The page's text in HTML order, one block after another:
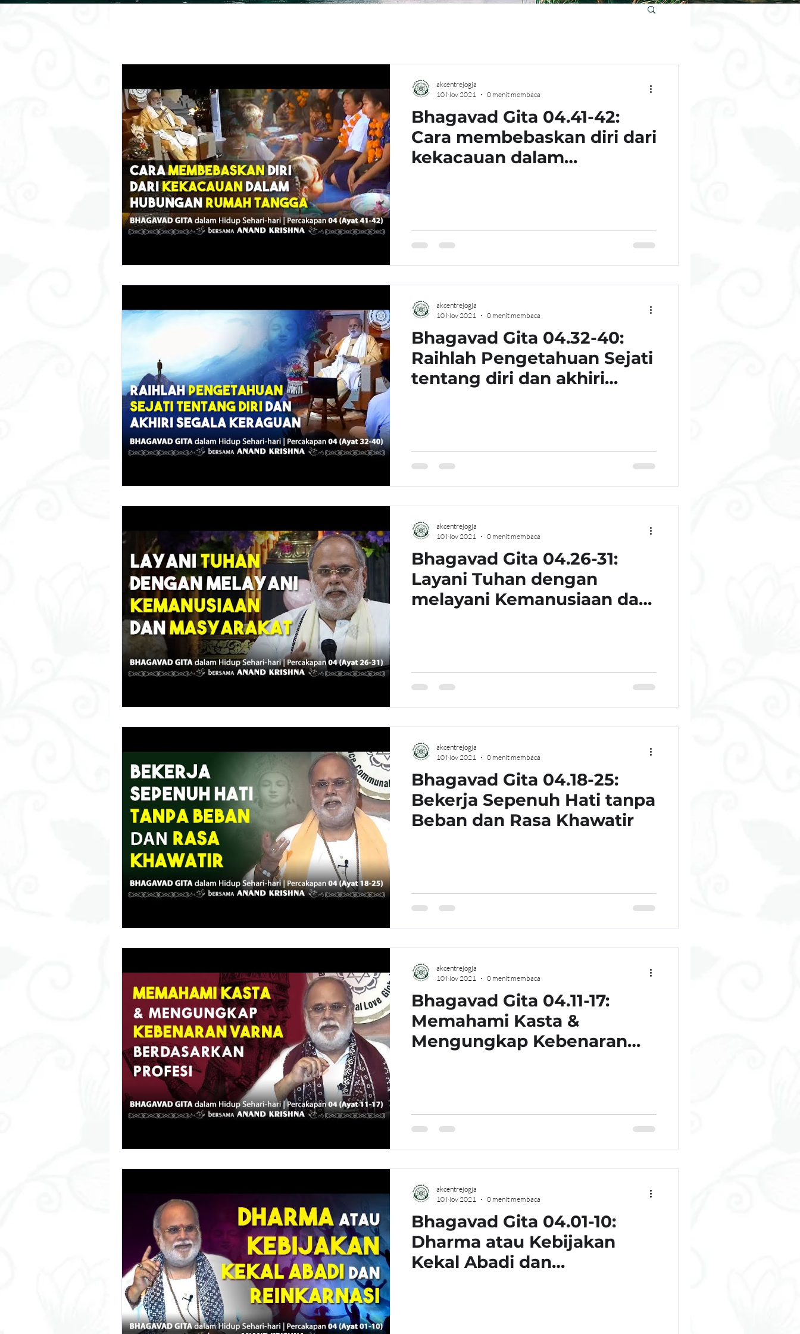
Bhagavad Gita 04.41-42:
Cara membebaskan diri dari
kekacauan dalam
akcentrejogja
10 Nov 2021
0 menit membaca
Bhagavad Gita 04.32-40:
Raihlah Pengetahuan Sejati
tentang diri dan akhiri
akcentrejogja
10 Nov 2021
0 menit membaca
Bhagavad Gita 04.26-31:
Layani Tuhan dengan
melayani Kemanusiaan dan
akcentrejogja
10 Nov 2021
0 menit membaca
Bhagavad Gita 04.18-25:
Bekerja Sepenuh Hati tanpa
Beban dan Rasa Khawatir
akcentrejogja
10 Nov 2021
0 menit membaca
Bhagavad Gita 04.11-17:
Memahami Kasta &
Mengungkap Kebenaran
akcentrejogja
10 Nov 2021
0 menit membaca
Bhagavad Gita 04.01-10:
Dharma atau Kebijakan
Kekal Abadi dan
akcentrejogja
10 Nov 2021
0 menit membaca